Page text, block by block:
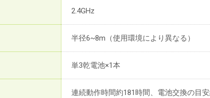
2.4GHz
半径6~8m（使用環境により異なる）
単3乾電池×1本
連続動作時間約181時間、電池交換の目